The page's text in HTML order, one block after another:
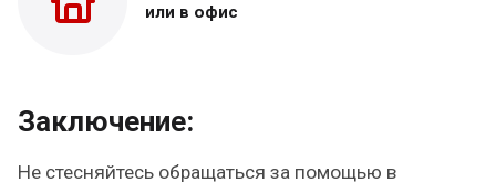
или в офис
Заключение:
Не стесняйтесь обращаться за помощью в